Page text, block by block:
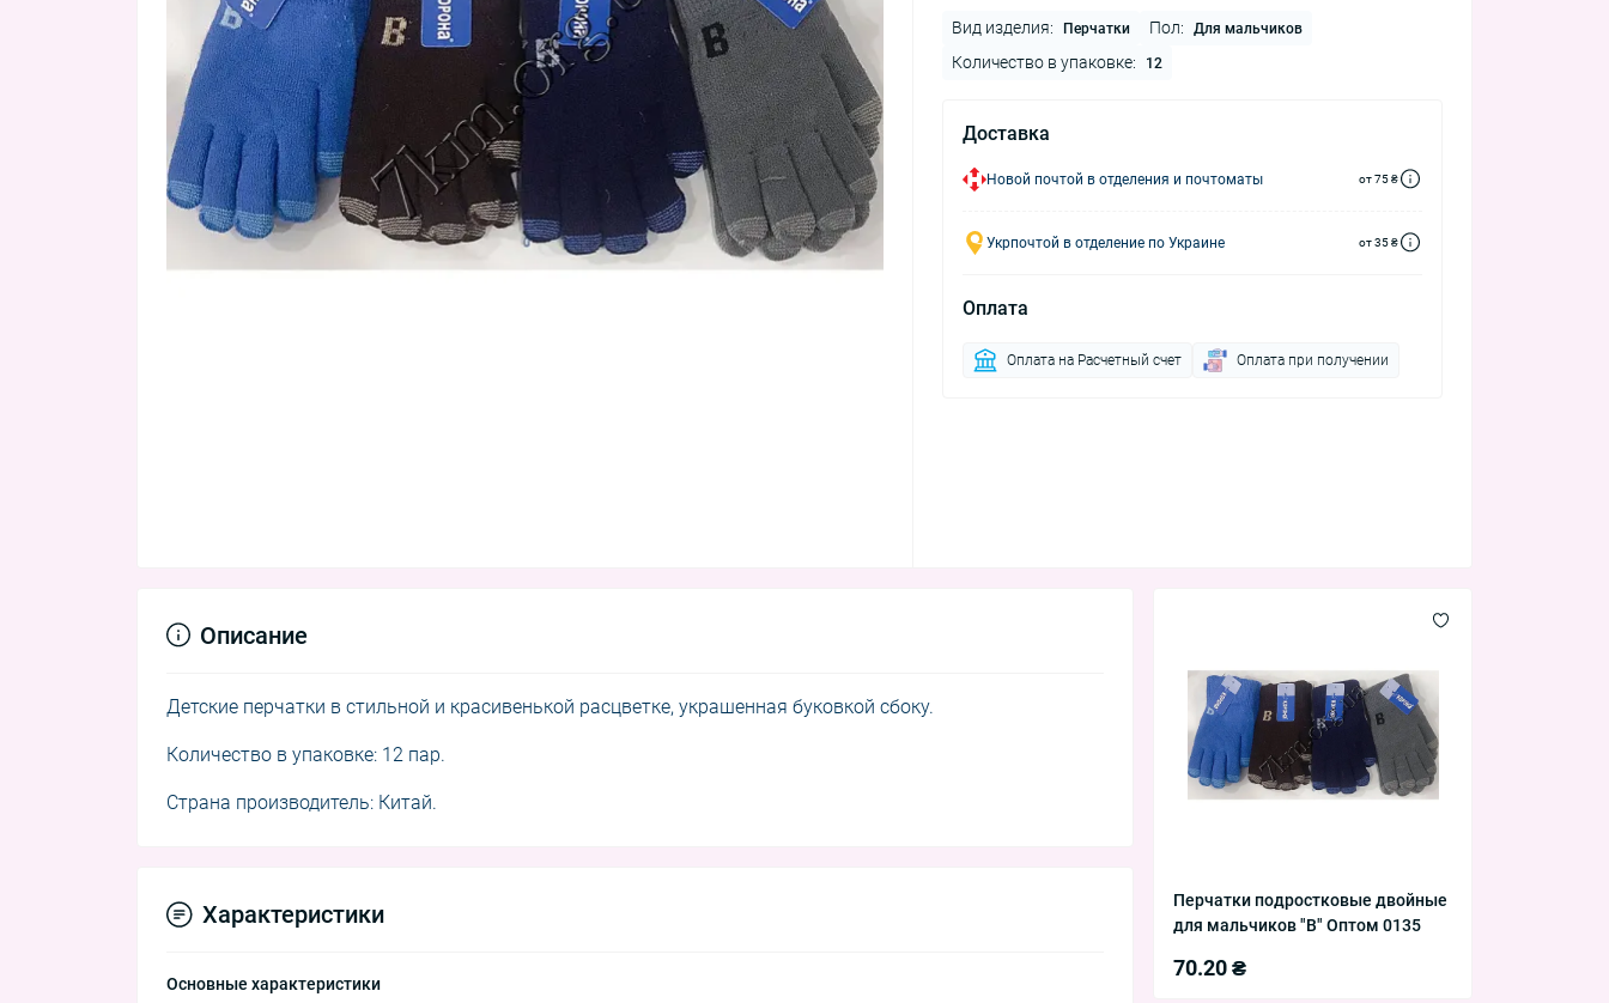
Вид изделия: Перчатки Пол: Для мальчиков
Количество в упаковке: 12
Доставка
Новой почтой в отделения и почтоматы от 75 ₴
Укрпочтой в отделение по Украине от 35 ₴
Оплата
Оплата на Расчетный счет Оплата при получении
Перчатки подростковые двойные
для мальчиков "B" Оптом 0135
70.20 ₴
Описание
Детские перчатки в стильной и красивенькой расцветке, украшенная буковкой сбоку.
Количество в упаковке: 12 пар.
Страна производитель: Китай.
Характеристики
Основные характеристики